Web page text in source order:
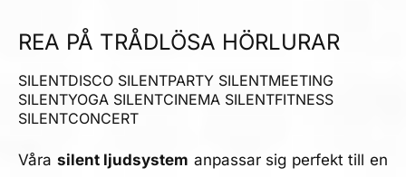
REA PÅ TRÅDLÖSA HÖRLURAR
SILENTDISCO SILENTPARTY SILENTMEETING
SILENTYOGA SILENTCINEMA SILENTFITNESS
SILENTCONCERT
Våra silent ljudsystem anpassar sig perfekt till en